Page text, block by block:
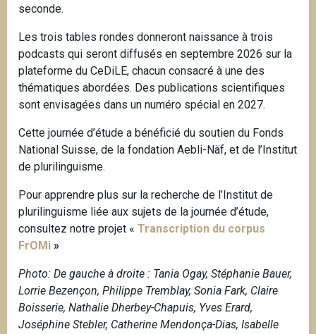
seconde.
Les trois tables rondes donneront naissance à trois
podcasts qui seront diffusés en septembre 2026 sur la
plateforme du CeDiLE, chacun consacré à une des
thématiques abordées. Des publications scientifiques
sont envisagées dans un numéro spécial en 2027.
Cette journée d’étude a bénéficié du soutien du Fonds
National Suisse, de la fondation Aebli-Näf, et de l’Institut
de plurilinguisme.
Pour apprendre plus sur la recherche de l’Institut de
plurilinguisme liée aux sujets de la journée d’étude,
consultez notre projet « Transcription du corpus
FrOMi »
Photo: De gauche à droite : Tania Ogay, Stéphanie Bauer,
Lorrie Bezençon, Philippe Tremblay, Sonia Fark, Claire
Boisserie, Nathalie Dherbey-Chapuis, Yves Erard,
Joséphine Stebler, Catherine Mendonça-Dias, Isabelle